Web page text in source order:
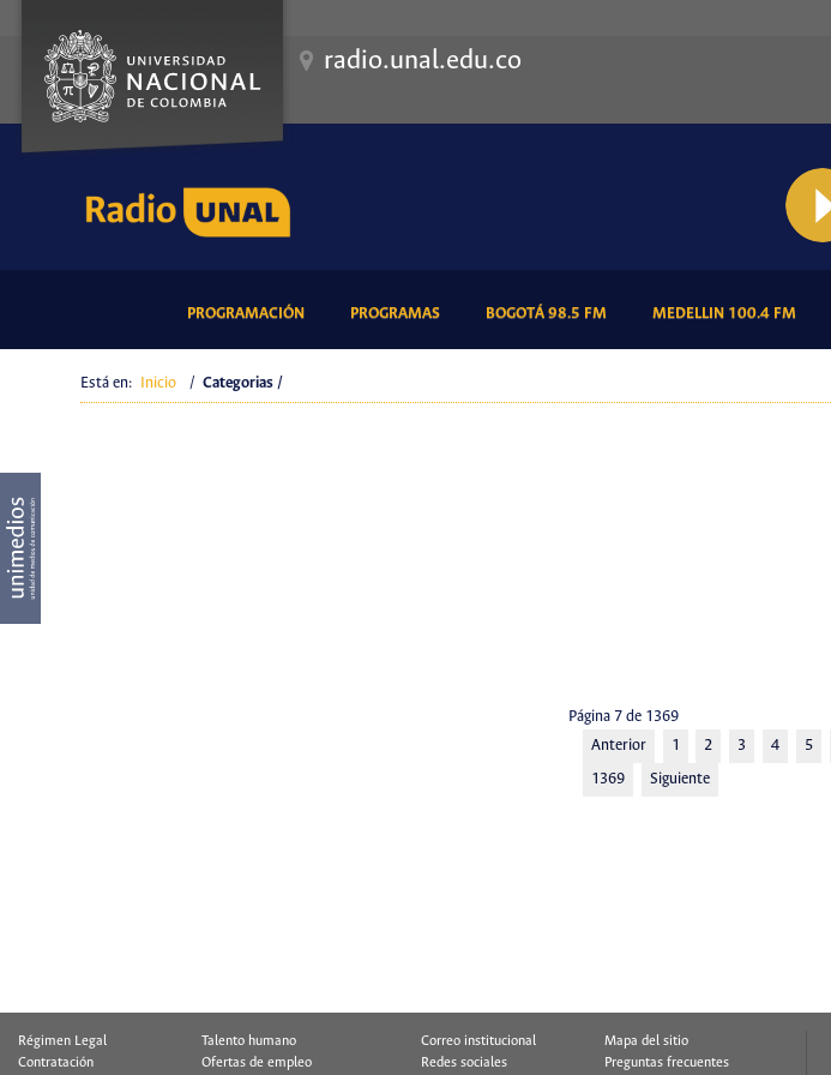
radio.unal.edu.co
PROGRAMACIÓN(CURRENT)PROGRAMAS(CURRENT)BOGOTÁ 98.5 FM(CURRENT)MEDELLIN 100.4 FM
Está en: Inicio / Categorias /
Página 7 de 1369
Anterior
1 2 3 4 5
1369 Siguiente
Régimen Legal
Talento humano
Contratación
Ofertas de empleo
Correo institucional
Mapa del sitio
Redes sociales
Preguntas frecuentes